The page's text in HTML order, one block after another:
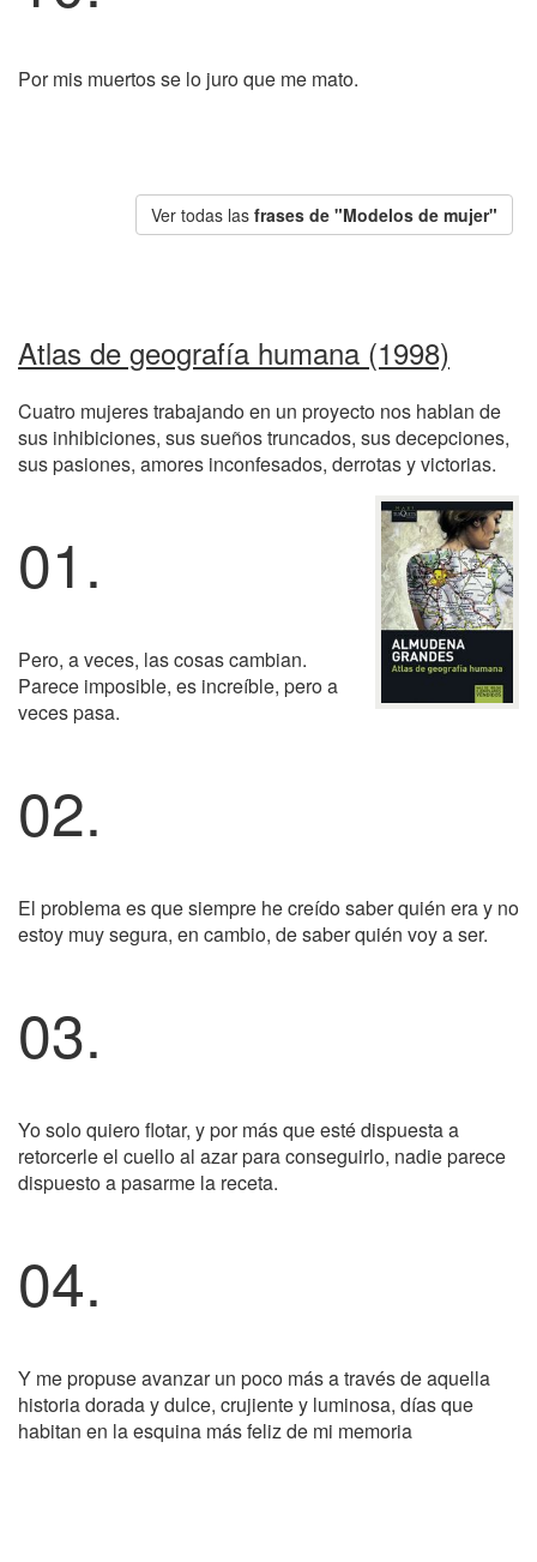
Por mis muertos se lo juro que me mato.
Ver todas las frases de "Modelos de mujer"
Atlas de geografía humana (1998)
Cuatro mujeres trabajando en un proyecto nos hablan de
sus inhibiciones, sus sueños truncados, sus decepciones,
sus pasiones, amores inconfesados, derrotas y victorias.
01.
Pero, a veces, las cosas cambian.
Parece imposible, es increíble, pero a
veces pasa.
02.
El problema es que siempre he creído saber quién era y no
estoy muy segura, en cambio, de saber quién voy a ser.
03.
Yo solo quiero flotar, y por más que esté dispuesta a
retorcerle el cuello al azar para conseguirlo, nadie parece
dispuesto a pasarme la receta.
04.
Y me propuse avanzar un poco más a través de aquella
historia dorada y dulce, crujiente y luminosa, días que
habitan en la esquina más feliz de mi memoria